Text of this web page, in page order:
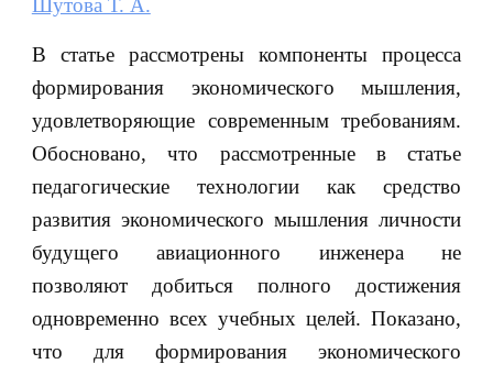
Шутова Т. А.
В статье рассмотрены компоненты процесса
формирования экономического мышления,
удовлетворяющие современным требованиям.
Обосновано, что рассмотренные в статье
педагогические технологии как средство
развития экономического мышления личности
будущего авиационного инженера не
позволяют добиться полного достижения
одновременно всех учебных целей. Показано,
что для формирования экономического